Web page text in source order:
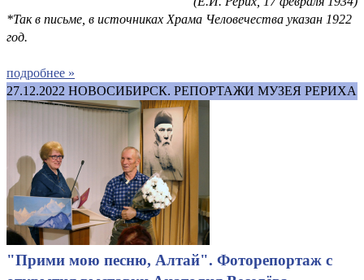
*Так в письме, в источниках Храма Человечества указан 1922
год.
подробнее »
27.12.2022 НОВОСИБИРСК. РЕПОРТАЖИ МУЗЕЯ РЕРИХА
"Прими мою песню, Алтай". Фоторепортаж с